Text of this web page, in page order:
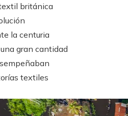
británica
la centuria
gran cantidad
textiles